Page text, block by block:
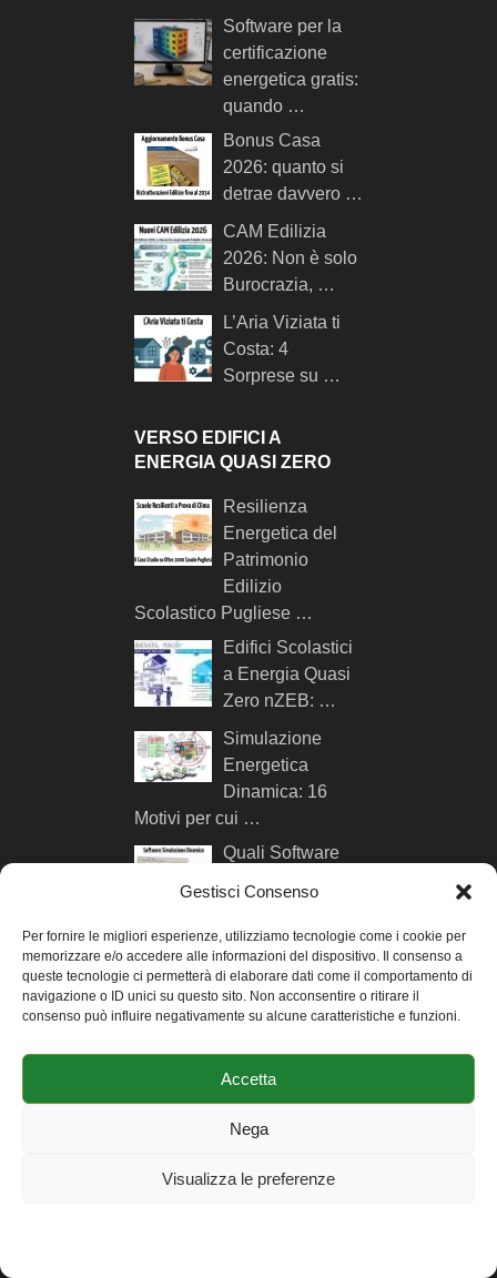
Gestisci Consenso
Per fornire le migliori esperienze, utilizziamo tecnologie come i cookie per
memorizzare e/o accedere alle informazioni del dispositivo. Il consenso a
queste tecnologie ci permetterà di elaborare dati come il comportamento di
navigazione o ID unici su questo sito. Non acconsentire o ritirare il
consenso può influire negativamente su alcune caratteristiche e funzioni.
Accetta
Nega
Visualizza le preferenze
Software per la
certificazione
energetica gratis:
quando …
Bonus Casa
2026: quanto si
detrae davvero …
CAM Edilizia
2026: Non è solo
Burocrazia, …
L’Aria Viziata ti
Costa: 4
Sorprese su …
VERSO EDIFICI A
ENERGIA QUASI ZERO
Resilienza
Energetica del
Patrimonio
Edilizio
Scolastico Pugliese …
Edifici Scolastici
a Energia Quasi
Zero nZEB: …
Simulazione
Energetica
Dinamica: 16
Motivi per cui …
Quali Software
Energetica Dinamica …
AUTORE DI MYGREENBUILDINGS
Casalena, ingegnere
consulente e formatore su
comfort negli edifici. Qui trovi